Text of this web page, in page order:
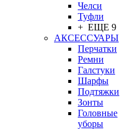
Челси
Туфли
+ ЕЩЕ 9
АКСЕССУАРЫ
Перчатки
Ремни
Галстуки
Шарфы
Подтяжки
Зонты
Головные
уборы